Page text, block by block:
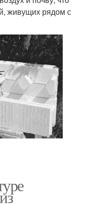
живущих рядом с